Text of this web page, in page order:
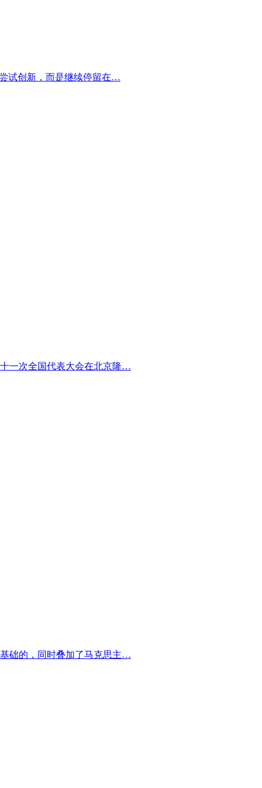
试创新，而是继续停留在…
一次全国代表大会在北京隆…
础的，同时叠加了马克思主…